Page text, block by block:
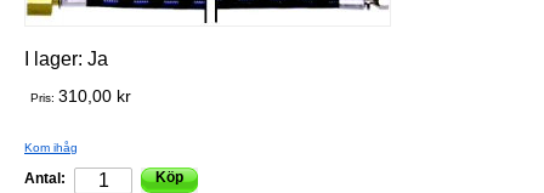
I lager: Ja
Pris: 310,00 kr
Kom ihåg
Antal: Köp